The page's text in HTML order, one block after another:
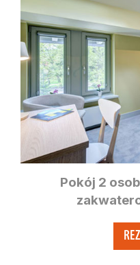
Pokój 2